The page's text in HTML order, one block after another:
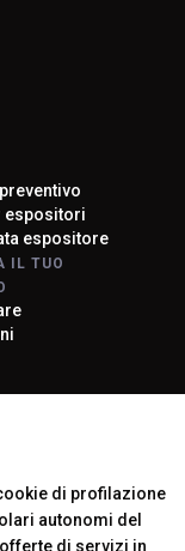
di profilazione
autonomi del
di servizi in
espositori
espositore
IL TUO